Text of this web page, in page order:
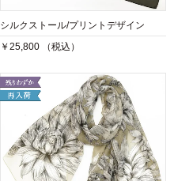
シルクストール/プリントデザイン
￥25,800 （税込）